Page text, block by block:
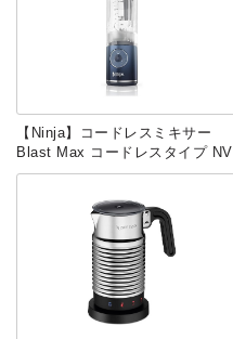
【Ninja】コードレスミキサー
Blast Max コードレスタイプ NV